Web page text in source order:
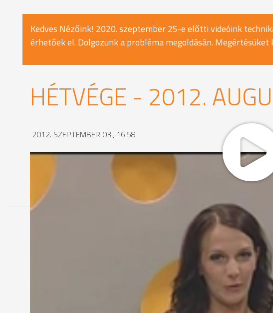
Kedves Nézőink! 2020. szeptember 25-e előtti videóink
érhetőek el. Dolgozunk a probléma megoldásán. Megértésüket
HÉTVÉGE - 2012.
2012. SZEPTEMBER 03., 16:58
MEGOSZTÁS